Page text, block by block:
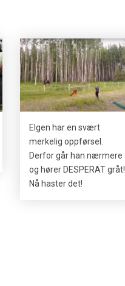
Elgen har en svært
merkelig oppførsel.
Derfor går han nærmere
og hører DESPERAT gråt!
Nå haster det!